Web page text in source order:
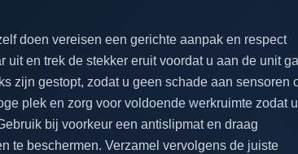
doen vereisen een gerichte aanpak en respect
en trek de stekker eruit voordat u aan de unit
zijn gestopt, zodat u geen schade aan sensoren
plek en zorg voor voldoende werkruimte zodat u
bij voorkeur een antislipmat en draag
te beschermen. Verzamel vervolgens de juiste